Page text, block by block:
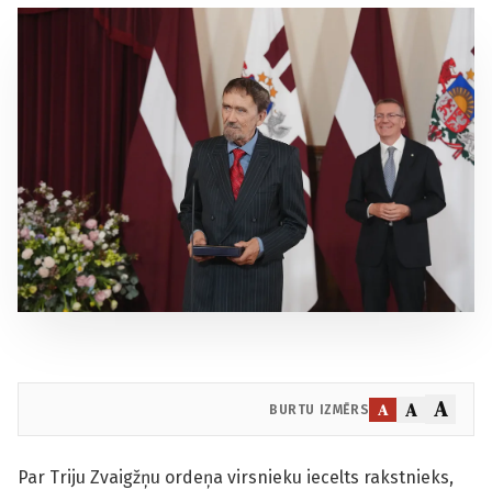
BURTU IZMĒRS A A A
Par Triju Zvaigžņu ordeņa virsnieku iecelts rakstnieks,